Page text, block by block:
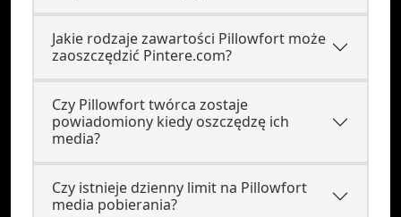
Jakie rodzaje zawartości Pillowfort może
zaoszczędzić Pintere.com?
Czy Pillowfort twórca zostaje
powiadomiony kiedy oszczędzę ich
media?
Czy istnieje dzienny limit na Pillowfort
media pobierania?